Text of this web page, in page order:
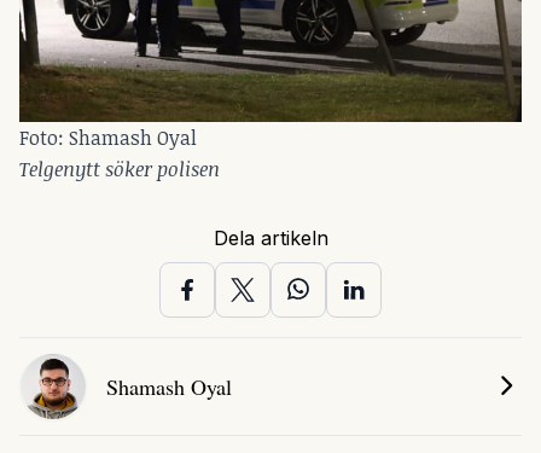
Foto: Shamash Oyal
Telgenytt söker polisen
Dela artikeln
Shamash Oyal